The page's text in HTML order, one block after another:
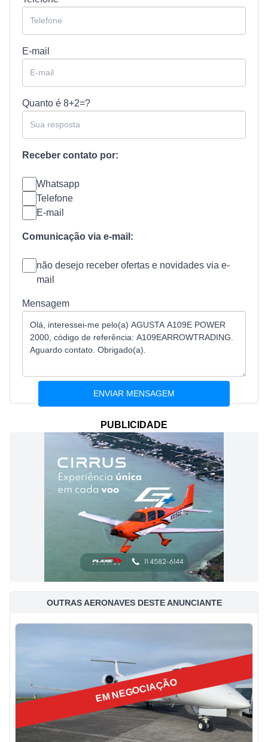
E-mail
Quanto é 8+2=?
Receber contato por:
Whatsapp
Telefone
E-mail
Comunicação via e-mail:
não desejo receber ofertas e novidades via e-
mail
Mensagem
PUBLICIDADE
OUTRAS AERONAVES DESTE ANUNCIANTE
EM NEGOCIAÇÃO